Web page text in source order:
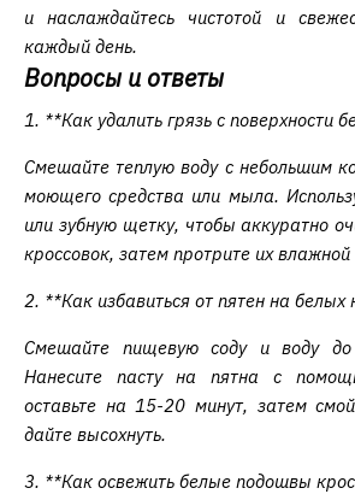
и наслаждайтесь чистотой и
каждый день.
Вопросы и ответы
1. **Как удалить грязь с поверхности
Смешайте теплую воду с небольшим
моющего средства или мыла.
или зубную щетку, чтобы аккуратно
кроссовок, затем протрите их
2. **Как избавиться от пятен на белых
Смешайте пищевую соду и воду до
Нанесите пасту на пятна с
оставьте на 15-20 минут, затем
дайте высохнуть.
3. **Как освежить белые подошвы